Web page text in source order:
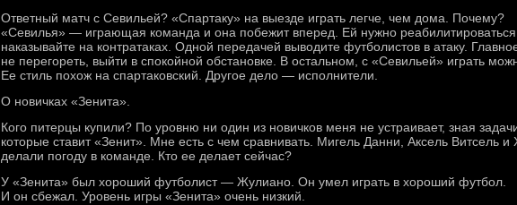
Ответный матч с Севильей? «Спартаку» на выезде играть легче, чем дома. Почему?
«Севилья» — играющая команда и она побежит вперед. Ей нужно
наказывайте на контратаках. Одной передачей выводите футболистов в атаку.
не перегореть, выйти в спокойной обстановке. В остальном, с «Севильей» играть
Ее стиль похож на спартаковский. Другое дело — исполнители.
О новичках «Зенита».
Кого питерцы купили? По уровню ни один из новичков меня не устраивает, зная
которые ставит «Зенит». Мне есть с чем сравнивать. Мигель Данни, Аксель Витсель и
делали погоду в команде. Кто ее делает сейчас?
У «Зенита» был хороший футболист — Жулиано. Он умел играть в хороший футбол.
И он сбежал. Уровень игры «Зенита» очень низкий.